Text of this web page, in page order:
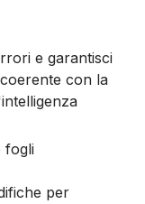
e garantisci
con la
fogli
per